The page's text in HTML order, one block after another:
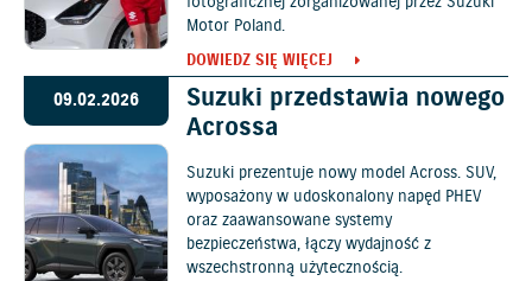
Motor Poland.
DOWIEDZ SIĘ WIĘCEJ
09.02.2026
Suzuki przedstawia nowego
Acrossa
Suzuki prezentuje nowy model Across. SUV,
wyposażony w udoskonalony napęd PHEV
oraz zaawansowane systemy
bezpieczeństwa, łączy wydajność z
wszechstronną użytecznością.